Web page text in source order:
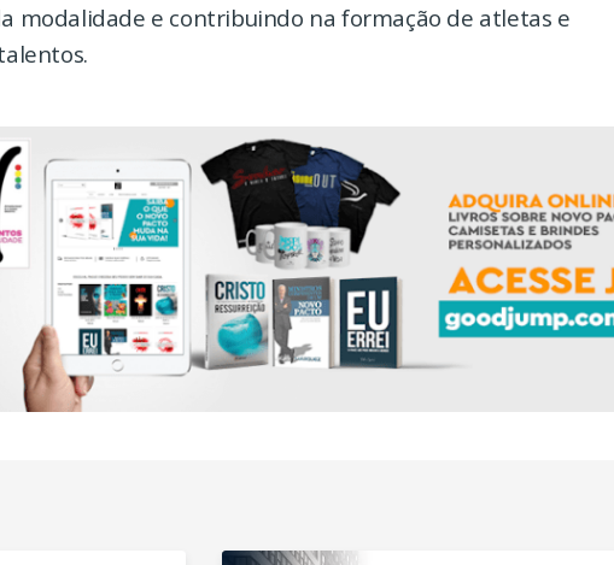
modalidade e contribuindo na formação de atletas e